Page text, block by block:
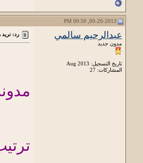
عبدالرحيم سالمي
مدون جديد
تاريخ التسجيل: Aug 2013
المشاركات: 27
رد: نريد